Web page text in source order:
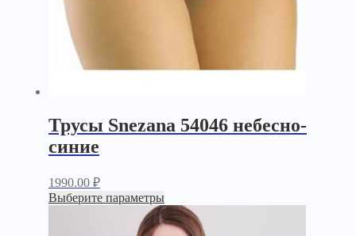
Трусы Snezana 54046 небесно-
синие
1990.00 ₽
Выберите параметры